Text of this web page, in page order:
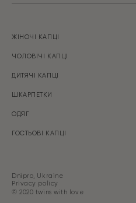
ЖІНОЧІ КАПЦІ
ЧОЛОВІЧІ КАПЦІ
ДИТЯЧІ КАПЦІ
ШКАРПЕТКИ
ОДЯГ
ГОСТЬОВІ КАПЦІ
Dnipro, Ukraine
Privacy policy
© 2020 twins with love